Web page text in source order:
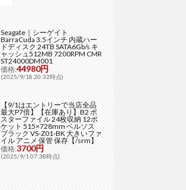
Seagate｜シーゲイト
BarraCuda 3.5インチ 内蔵ハー
ドディスク 24TB SATA6Gb/s キ
ャッシュ512MB 7200RPM CMR
ST24000DM001
価格:44980円
(2025/9/18 20:32時点)
【9/1はエントリーで当店全品
最大P7倍】【在庫あり】B2 ポ
スターファイル 24枚収納 12ポ
ケット 515×728mm ベルソス
ブラック VS-Z01-BK 大きいファ
イル アニメ 保管 保存【/srm】
価格:3700円
(2025/9/1 07:38時点)